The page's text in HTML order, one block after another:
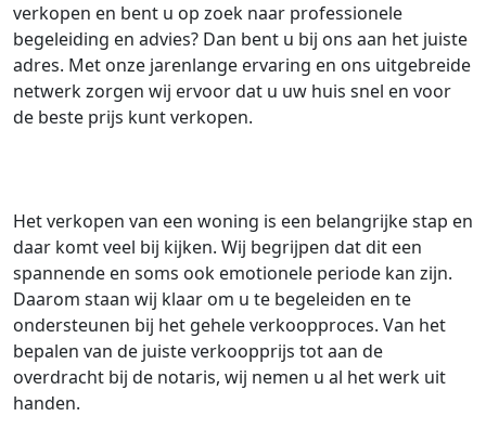
verkopen en bent u op zoek naar professionele
begeleiding en advies? Dan bent u bij ons aan het juiste
adres. Met onze jarenlange ervaring en ons uitgebreide
netwerk zorgen wij ervoor dat u uw huis snel en voor
de beste prijs kunt verkopen.
Het verkopen van een woning is een belangrijke stap en
daar komt veel bij kijken. Wij begrijpen dat dit een
spannende en soms ook emotionele periode kan zijn.
Daarom staan wij klaar om u te begeleiden en te
ondersteunen bij het gehele verkoopproces. Van het
bepalen van de juiste verkoopprijs tot aan de
overdracht bij de notaris, wij nemen u al het werk uit
handen.